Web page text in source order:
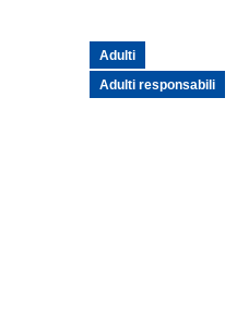
Adulti
Adulti responsabili